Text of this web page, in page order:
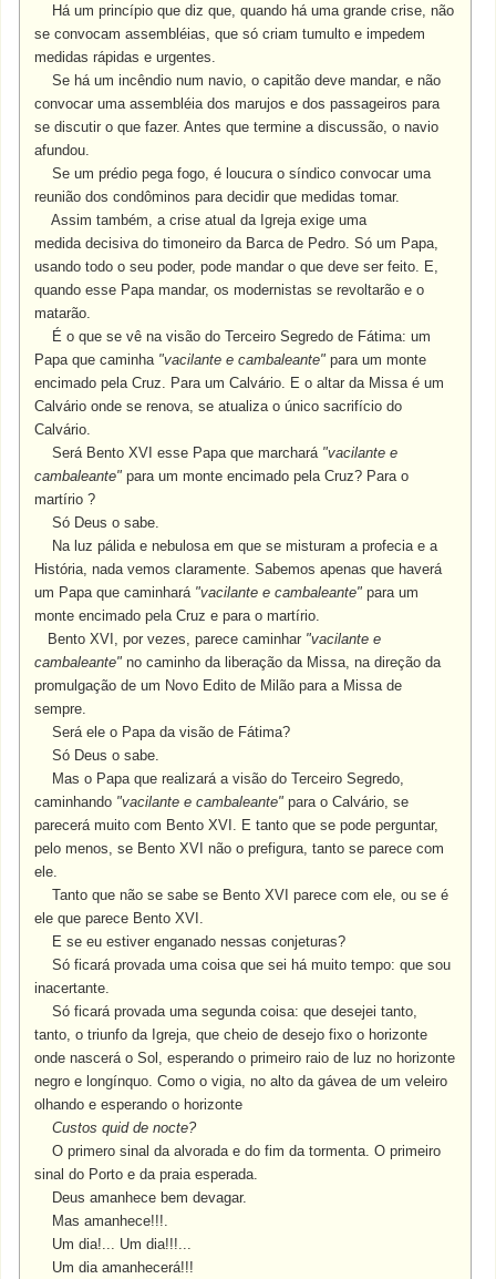
Há um princípio que diz que, quando há uma grande crise, não
se convocam assembléias, que só criam tumulto e impedem
medidas rápidas e urgentes.
Se há um incêndio num navio, o capitão deve mandar, e não
convocar uma assembléia dos marujos e dos passageiros para
se discutir o que fazer. Antes que termine a discussão, o navio
afundou.
Se um prédio pega fogo, é loucura o síndico convocar uma
reunião dos condôminos para decidir que medidas tomar.
Assim também, a crise atual da Igreja exige uma
medida decisiva do timoneiro da Barca de Pedro. Só um Papa,
usando todo o seu poder, pode mandar o que deve ser feito. E,
quando esse Papa mandar, os modernistas se revoltarão e o
matarão.
É o que se vê na visão do Terceiro Segredo de Fátima: um
Papa que caminha "vacilante e cambaleante"para um monte
encimado pela Cruz. Para um Calvário. E o altar da Missa é um
Calvário onde se renova, se atualiza o único sacrifício do
Calvário.
Será Bento XVI esse Papa que marchará "vacilante e
cambaleante"para um monte encimado pela Cruz? Para o
martírio ?
Só Deus o sabe.
Na luz pálida e nebulosa em que se misturam a profecia e a
História, nada vemos claramente. Sabemos apenas que haverá
um Papa que caminhará "vacilante e cambaleante"para um
monte encimado pela Cruz e para o martírio.
Bento XVI, por vezes, parece caminhar "vacilante e
cambaleante"no caminho da liberação da Missa, na direção da
promulgação de um Novo Edito de Milão para a Missa de
sempre.
Será ele o Papa da visão de Fátima?
Só Deus o sabe.
Mas o Papa que realizará a visão do Terceiro Segredo,
caminhando "vacilante e cambaleante"para o Calvário, se
parecerá muito com Bento XVI. E tanto que se pode perguntar,
pelo menos, se Bento XVI não o prefigura, tanto se parece com
ele.
Tanto que não se sabe se Bento XVI parece com ele, ou se é
ele que parece Bento XVI.
E se eu estiver enganado nessas conjeturas?
Só ficará provada uma coisa que sei há muito tempo: que sou
inacertante.
Só ficará provada uma segunda coisa: que desejei tanto,
tanto, o triunfo da Igreja, que cheio de desejo fixo o horizonte
onde nascerá o Sol, esperando o primeiro raio de luz no horizonte
negro e longínquo. Como o vigia, no alto da gávea de um veleiro
olhando e esperando o horizonte
Custos quid de nocte?
O primero sinal da alvorada e do fim da tormenta. O primeiro
sinal do Porto e da praia esperada.
Deus amanhece bem devagar.
Mas amanhece!!!.
Um dia!... Um dia!!!...
Um dia amanhecerá!!!